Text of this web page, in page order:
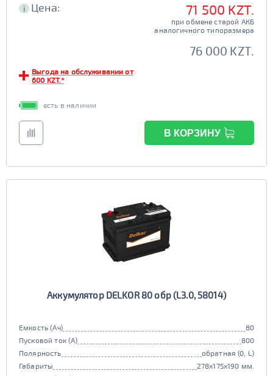
i Цена: 71 500 KZT.
при обмене старой АКБ
аналогичного типоразмера
76 000 KZT.
Выгода на обслуживании от
600 KZT.*
есть в наличии
В КОРЗИНУ
Аккумулятор DELKOR 80 обр (L3.0, 58014)
Емкость (Ач)
80
Пусковой ток (А)
800
Полярность
обратная (0, L)
Габариты
278x175x190 мм.